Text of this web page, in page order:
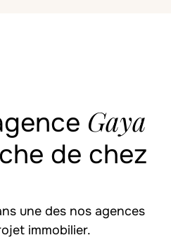
Gaya
de chez
une des nos agences
immobilier.